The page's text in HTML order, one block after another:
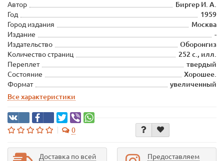
Автор
Биргер И. А.
Год
1959
Город издания
Москва
Издание
-
Издательство
Оборонгиз
Количество страниц
252 с., илл.
Переплет
твердый
Состояние
Хорошее.
Формат
увеличенный
Все характеристики
0
Доставка по всей
Предоставляем